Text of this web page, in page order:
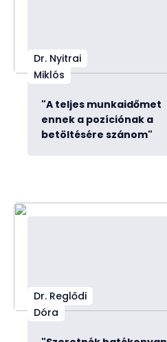
Dr. Nyitrai
Miklós
"A teljes munkaidőmet
ennek a pozíciónak a
betöltésére szánom"
Dr. Reglődi
Dóra